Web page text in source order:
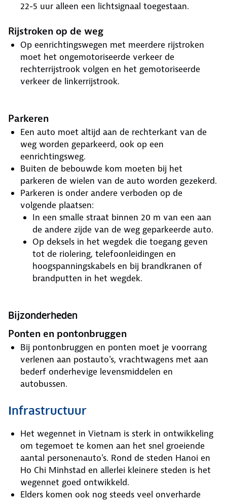
22-5 uur alleen een lichtsignaal toegestaan.
Rijstroken op de weg
Op eenrichtingswegen met meerdere rijstroken
moet het ongemotoriseerde verkeer de
rechterrijstrook volgen en het gemotoriseerde
verkeer de linkerrijstrook.
Parkeren
Een auto moet altijd aan de rechterkant van de
weg worden geparkeerd, ook op een
eenrichtingsweg.
Buiten de bebouwde kom moeten bij het
parkeren de wielen van de auto worden gezekerd.
Parkeren is onder andere verboden op de
volgende plaatsen:
In een smalle straat binnen 20 m van een aan
de andere zijde van de weg geparkeerde auto.
Op deksels in het wegdek die toegang geven
tot de riolering, telefoonleidingen en
hoogspanningskabels en bij brandkranen of
brandputten in het wegdek.
Bijzonderheden
Ponten en pontonbruggen
Bij pontonbruggen en ponten moet je voorrang
verlenen aan postauto's, vrachtwagens met aan
bederf onderhevige levensmiddelen en
autobussen.
Infrastructuur
Het wegennet in Vietnam is sterk in ontwikkeling
om tegemoet te komen aan het snel groeiende
aantal personenauto's. Rond de steden Hanoi en
Ho Chi Minhstad en allerlei kleinere steden is het
wegennet goed ontwikkeld.
Elders komen ook nog steeds veel onverharde